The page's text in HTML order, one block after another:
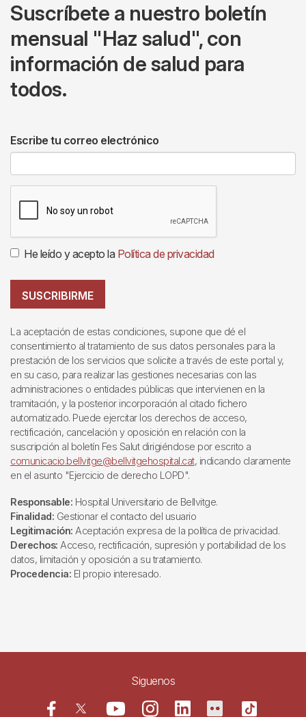
Suscríbete a nuestro boletín
mensual "Haz salud", con
información de salud para
todos.
Escribe tu correo electrónico
He leído y acepto la Política de privacidad
SUSCRIBIRME
La aceptación de estas condiciones, supone que dé el
consentimiento al tratamiento de sus datos personales para la
prestación de los servicios que solicite a través de este portal y,
en su caso, para realizar las gestiones necesarias con las
administraciones o entidades públicas que intervienen en la
tramitación, y la posterior incorporación al citado fichero
automatizado. Puede ejercitar los derechos de acceso,
rectificación, cancelación y oposición en relación con la
suscripción al boletín Fes Salut dirigiéndose por escrito a
comunicacio.bellvitge@bellvitgehospital.cat, indicando claramente
en el asunto "Ejercicio de derecho LOPD".
Responsable: Hospital Universitario de Bellvitge.
Finalidad: Gestionar el contacto del usuario
Legitimación: Aceptación expresa de la política de privacidad.
Derechos: Acceso, rectificación, supresión y portabilidad de los
datos, limitación y oposición a su tratamiento.
Procedencia: El propio interesado.
Siguenos